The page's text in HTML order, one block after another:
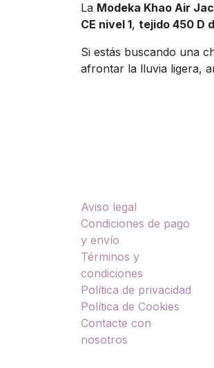
La Modeka Khao Air
CE nivel 1, tejido 450 D
Si estás buscando una
afrontar la lluvia ligera,
Aviso legal
Condiciones de pago
y envío
Términos y
condiciones
Política de privacidad
Política de Cookies
Contacte con
nosotros